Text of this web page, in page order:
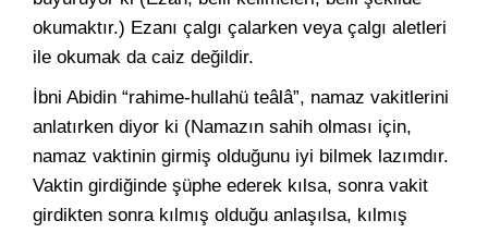
okumaktır.) Ezanı çalgı çalarken veya çalgı aletleri
ile okumak da caiz değildir.
İbni Abidin “rahime-hullahü teâlâ”, namaz vakitlerini
anlatırken diyor ki (Namazın sahih olması için,
namaz vaktinin girmiş olduğunu iyi bilmek lazımdır.
Vaktin girdiğinde şüphe ederek kılsa, sonra vakit
girdikten sonra kılmış olduğu anlaşılsa, kılmış